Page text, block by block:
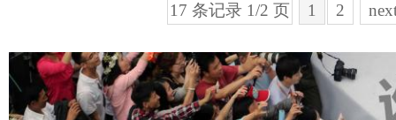
17 条记录 1/2 页 1 2